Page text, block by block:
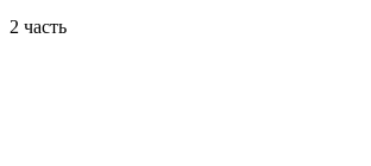
2 часть